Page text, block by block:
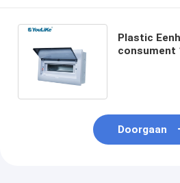
Plastic
consument
Doorgaan